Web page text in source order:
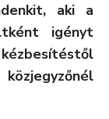
aki a
igényt